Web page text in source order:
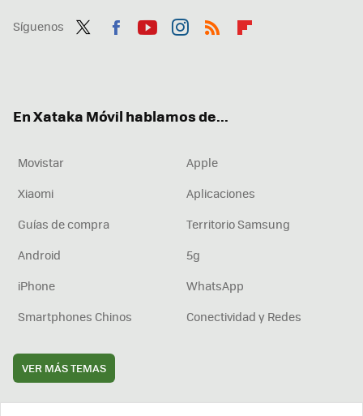
Síguenos
En Xataka Móvil hablamos de...
Movistar
Apple
Xiaomi
Aplicaciones
Guías de compra
Territorio Samsung
Android
5g
iPhone
WhatsApp
Smartphones Chinos
Conectividad y Redes
VER MÁS TEMAS